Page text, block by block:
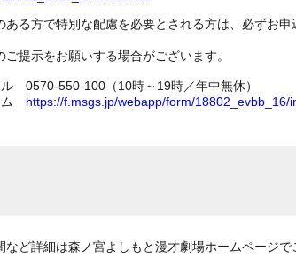
ある方で特別な配慮を必要とされる方は、必ずお
提示をお願いする場合がございます。
0570-550-100（10時～19時／年中無休）
ム https://f.msgs.jp/webapp/form/18802_evbb_16/
ど詳細は森ノ宮よしもと漫才劇場ホームページで